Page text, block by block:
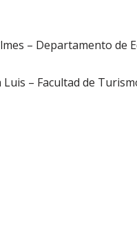
– Departamento de
– Facultad de